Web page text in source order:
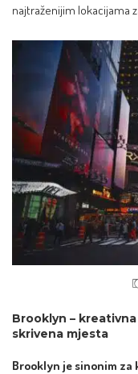
najtraženijim lokacijama
Brooklyn –
skrivena mjesta
Brooklyn je sinonim